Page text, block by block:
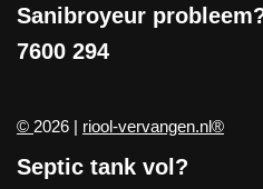
Sanibroyeur
7600 294
© 2026 | riool-vervangen.nl®
Septic tank vol?